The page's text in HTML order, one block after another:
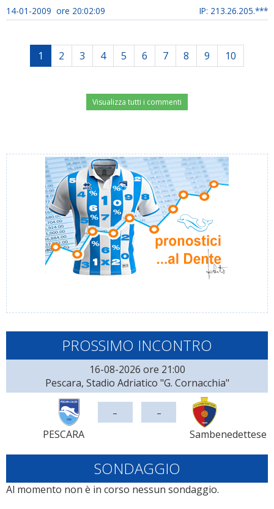
14-01-2009 ore 20:02:09 IP: 213.26.205.***
1 2 3 4 5 6 7 8 9 10
Visualizza tutti i commenti
PROSSIMO INCONTRO
16-08-2026 ore 21:00
Pescara, Stadio Adriatico "G. Cornacchia"
PESCARA
- -
Sambenedettese
SONDAGGIO
Al momento non è in corso nessun sondaggio.